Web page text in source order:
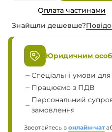
Оплата частинами
Знайшли дешевше?
Юридичним
Спеціальні умови для
Працюємо з ПДВ
Персональний
замовлення
Звертайтесь в онлайн-чат